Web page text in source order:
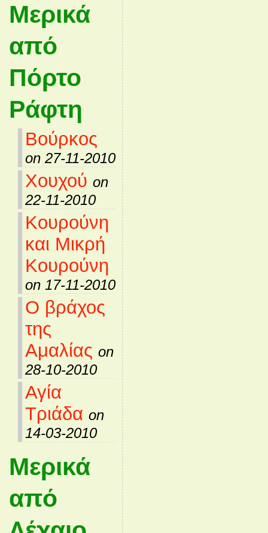
Μερικά
από
Πόρτο
Ράφτη
Βούρκος
on 27-11-2010
Χουχού on
22-11-2010
Κουρούνη
και Μικρή
Κουρούνη
on 17-11-2010
Ο βράχος
της
Αμαλίας on
28-10-2010
Αγία
Τριάδα on
14-03-2010
Μερικά
από